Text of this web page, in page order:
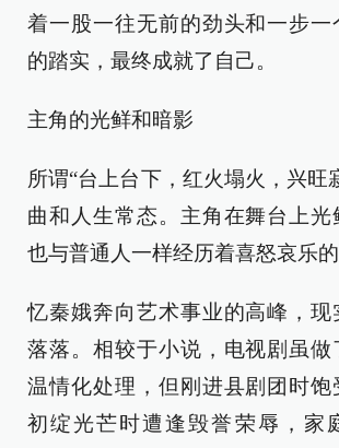
着一股一往无前的劲头和一步一
的踏实，最终成就了自己。
主角的光鲜和暗影
所谓“台上台下，红火塌火，兴旺
曲和人生常态。主角在舞台上
也与普通人一样经历着喜怒哀乐的
忆秦娥奔向艺术事业的高峰，现
落落。相较于小说，电视剧虽做
温情化处理，但刚进县剧团时饱
初绽光芒时遭逢毁誉荣辱，家